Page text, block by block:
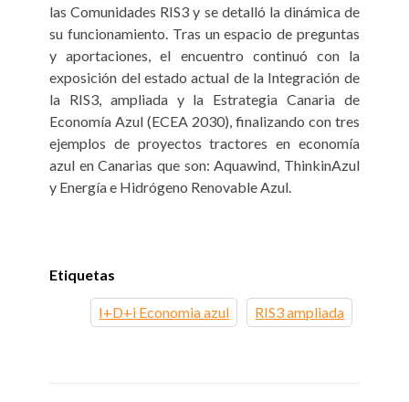
las Comunidades RIS3 y se detalló la dinámica de
su funcionamiento. Tras un espacio de preguntas
y aportaciones, el encuentro continuó con la
exposición del estado actual de la Integración de
la RIS3, ampliada y la Estrategia Canaria de
Economía Azul (ECEA 2030), finalizando con tres
ejemplos de proyectos tractores en economía
azul en Canarias que son: Aquawind, ThinkinAzul
y Energía e Hidrógeno Renovable Azul.
Etiquetas
I+D+i Economia azul RIS3 ampliada